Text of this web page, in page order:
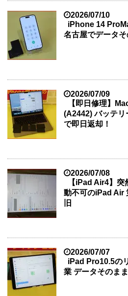
2026/07/10
iPhone 14
名古屋でデータそ
2026/07/09
【即日修理】
(A2442) バッテリ
で即日返却！
2026/07/08
【iPad Air4】
動不可のiPad Air
旧
2026/07/07
iPad Pro10.5の
業 データそのま